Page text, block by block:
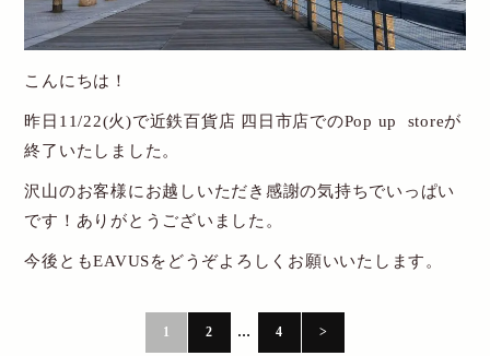
こんにちは！
昨日11/22(火)で近鉄百貨店 四日市店でのPop up storeが
終了いたしました。
沢山のお客様にお越しいただき感謝の気持ちでいっぱい
です！ありがとうございました。
今後ともEAVUSをどうぞよろしくお願いいたします。
1 2 … 4 >